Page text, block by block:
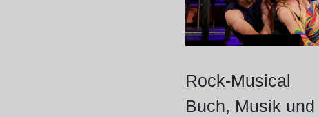
Rock-Musical
Buch, Musik